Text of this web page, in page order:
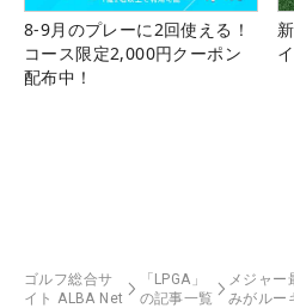
8-9月のプレーに2回使える！
コース限定2,000円クーポン
配布中！
ゴルフ総合サ
イト ALBA Net
「LPGA」
の記事一覧
メジャ
みがルー